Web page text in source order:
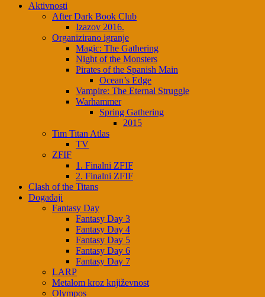
Aktivnosti
After Dark Book Club
Izazov 2016.
Organizirano igranje
Magic: The Gathering
Night of the Monsters
Pirates of the Spanish Main
Ocean’s Edge
Vampire: The Eternal Struggle
Warhammer
Spring Gathering
2015
Tim Titan Atlas
TV
ZFIF
1. Finalni ZFIF
2. Finalni ZFIF
Clash of the Titans
Događaji
Fantasy Day
Fantasy Day 3
Fantasy Day 4
Fantasy Day 5
Fantasy Day 6
Fantasy Day 7
LARP
Metalom kroz književnost
Olympos